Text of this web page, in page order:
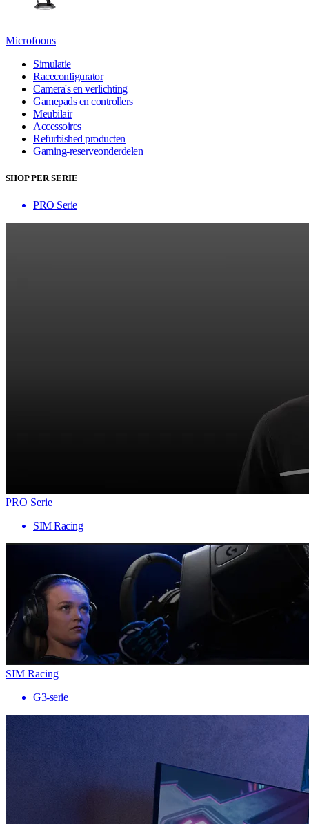
Microfoons
Simulatie
Raceconfigurator
Camera's en verlichting
Gamepads en controllers
Meubilair
Accessoires
Refurbished producten
Gaming-reserveonderdelen
SHOP PER SERIE
PRO Serie
PRO Serie
SIM Racing
SIM Racing
G3-serie